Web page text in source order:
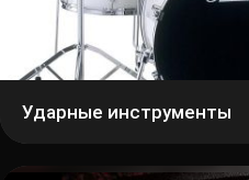
Ударные инструменты